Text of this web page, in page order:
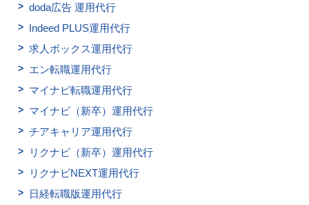
doda広告 運用代行
Indeed PLUS運用代行
求人ボックス運用代行
エン転職運用代行
マイナビ転職運用代行
マイナビ（新卒）運用代行
チアキャリア運用代行
リクナビ（新卒）運用代行
リクナビNEXT運用代行
日経転職版運用代行